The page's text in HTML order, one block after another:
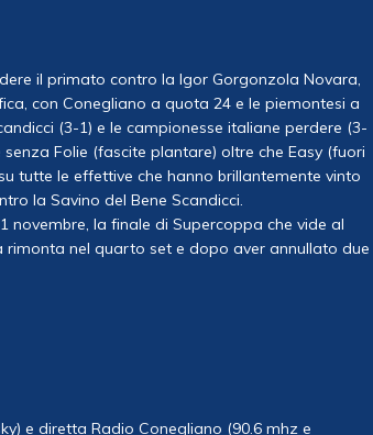
il primato contro la Igor Gorgonzola Novara,
con Conegliano a quota 24 e le piemontesi a
(3-1) e le campionesse italiane perdere (3-
Folie (fascite plantare) oltre che Easy (fuori
tutte le effettive che hanno brillantemente vinto
la Savino del Bene Scandicci.
novembre, la finale di Supercoppa che vide al
nel quarto set e dopo aver annullato due
e diretta Radio Conegliano (90.6 mhz e